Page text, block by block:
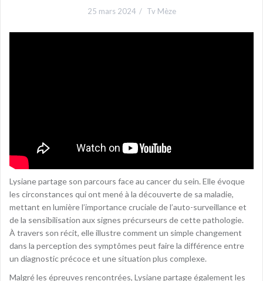
25 mars 2024 Tv Mèze
Lysiane partage son parcours face au cancer du sein. Elle évoque
les circonstances qui ont mené à la découverte de sa maladie,
mettant en lumière l’importance cruciale de l’auto-surveillance et
de la sensibilisation aux signes précurseurs de cette pathologie.
À travers son récit, elle illustre comment un simple changement
dans la perception des symptômes peut faire la différence entre
un diagnostic précoce et une situation plus complexe.
Malgré les épreuves rencontrées, Lysiane partage également les